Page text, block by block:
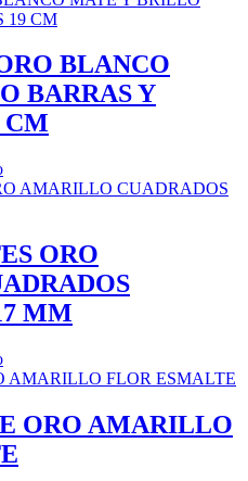
BLANCO
BARRAS Y
CM
ORO
MM
ORO AMARILLO